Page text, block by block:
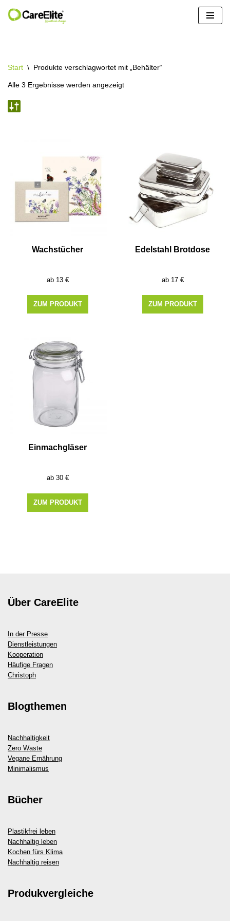
Start \ Produkte verschlagwortet mit „Behälter“
Alle 3 Ergebnisse werden angezeigt
Wachstücher
13 €
ZUM PRODUKT
Edelstahl Brotdose
17 €
ZUM PRODUKT
Einmachgläser
30 €
ZUM PRODUKT
Über CareElite
In der Presse
Dienstleistungen
Kooperation
Häufige Fragen
Christoph
Blogthemen
Nachhaltigkeit
Zero Waste
Vegane Ernährung
Minimalismus
Bücher
Plastikfrei leben
Nachhaltig leben
Kochen fürs Klima
Nachhaltig reisen
Produkvergleiche